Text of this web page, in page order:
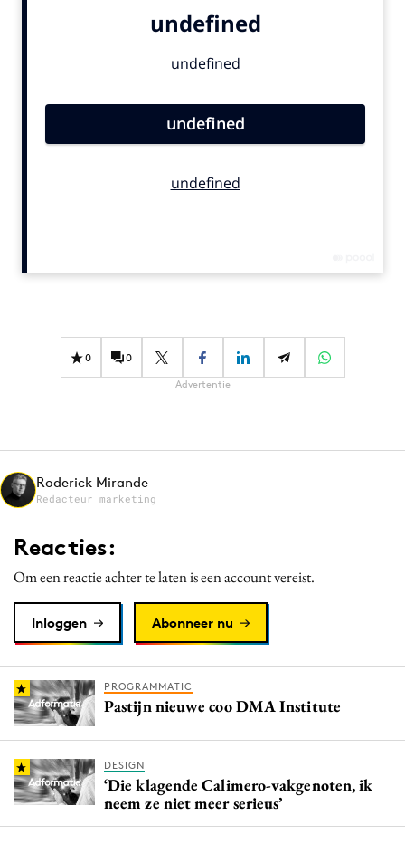
Influencer marketing
Merkstrategie
PR
Programmatic
Reputatie & crisis
0 0
Advertentie
Roderick Mirande
Redacteur marketing
Reacties:
Om een reactie achter te laten is een account vereist.
Inloggen Abonneer nu
PROGRAMMATIC
Pastijn nieuwe coo DMA Institute
DESIGN
‘Die klagende Calimero-vakgenoten, ik
neem ze niet meer serieus’